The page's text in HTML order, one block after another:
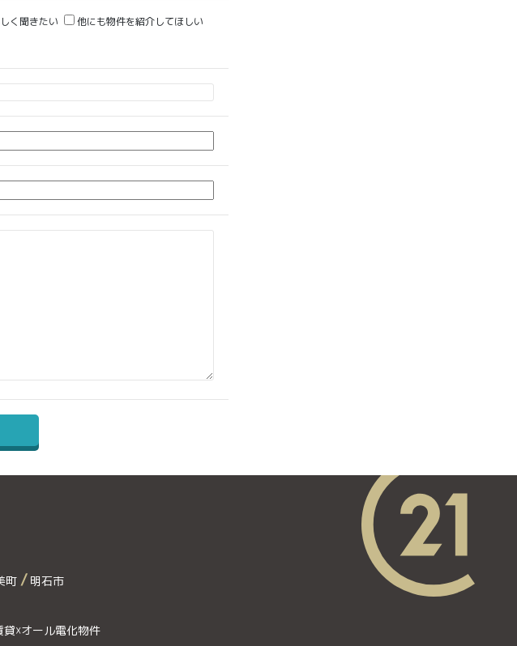
く聞きたい
他にも物件を紹介してほしい
町
明石市
貸☓オール電化物件